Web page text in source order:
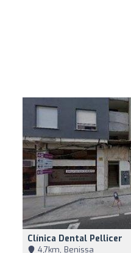
Clínica Dental Pellicer
4,7km, Benissa